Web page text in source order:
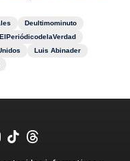
Deultimominuto
ElPeriódicodelaVerdad
Luis Abinader